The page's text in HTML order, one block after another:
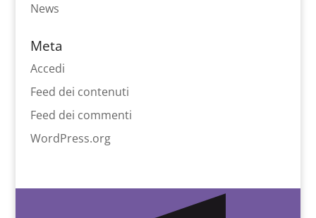
News
Meta
Accedi
Feed dei contenuti
Feed dei commenti
WordPress.org